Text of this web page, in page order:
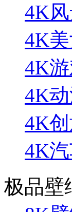
4K
4K
4K
4K
4K
4K
极品壁